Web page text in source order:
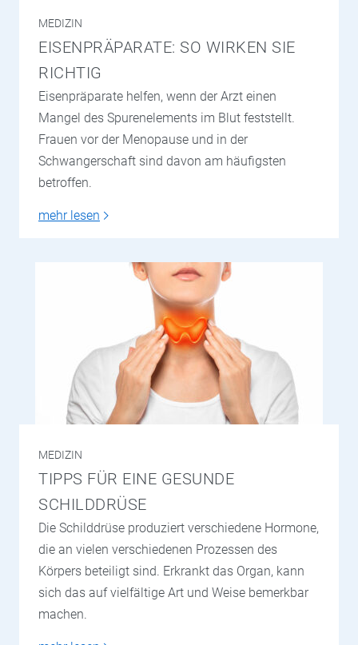
MEDIZIN
EISENPRÄPARATE: SO WIRKEN SIE
RICHTIG
Eisenpräparate helfen, wenn der Arzt einen
Mangel des Spurenelements im Blut feststellt.
Frauen vor der Menopause und in der
Schwangerschaft sind davon am häufigsten
betroffen.
mehr lesen
MEDIZIN
TIPPS FÜR EINE GESUNDE
SCHILDDRÜSE
Die Schilddrüse produziert verschiedene Hormone,
die an vielen verschiedenen Prozessen des
Körpers beteiligt sind. Erkrankt das Organ, kann
sich das auf vielfältige Art und Weise bemerkbar
machen.